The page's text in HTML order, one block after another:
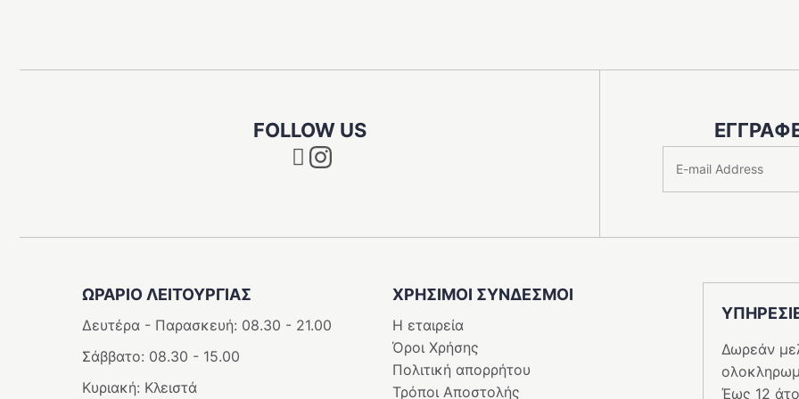
FOLLOW US
Instagram
ΩΡΑΡΙΟ ΛΕΙΤΟΥΡΓΊΑΣ
Δευτέρα - Παρασκευή: 08.30 - 21.00
Σάββατο: 08.30 - 15.00
Κυριακή: Κλειστά
ΧΡΗΣΙΜΟΙ ΣΥΝΔΕΣΜΟΙ
Η εταιρεία
Όροι Χρήσης
Πολιτική απορρήτου
Τρόποι Αποστολής
Δωρεάν
Έως 12